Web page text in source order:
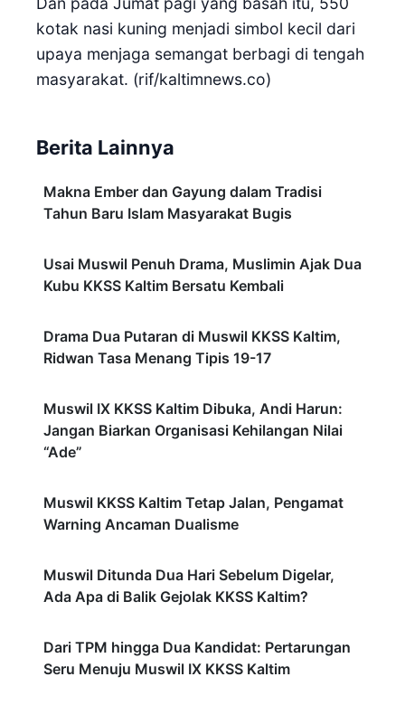
kotak nasi kuning menjadi simbol kecil dari
upaya menjaga semangat berbagi di tengah
masyarakat. (rif/kaltimnews.co)
Berita Lainnya
Makna Ember dan Gayung dalam Tradisi
Tahun Baru Islam Masyarakat Bugis
Usai Muswil Penuh Drama, Muslimin Ajak Dua
Kubu KKSS Kaltim Bersatu Kembali
Drama Dua Putaran di Muswil KKSS Kaltim,
Ridwan Tasa Menang Tipis 19-17
Muswil IX KKSS Kaltim Dibuka, Andi Harun:
Jangan Biarkan Organisasi Kehilangan Nilai
“Ade”
Muswil KKSS Kaltim Tetap Jalan, Pengamat
Warning Ancaman Dualisme
Muswil Ditunda Dua Hari Sebelum Digelar,
Ada Apa di Balik Gejolak KKSS Kaltim?
Dari TPM hingga Dua Kandidat: Pertarungan
Seru Menuju Muswil IX KKSS Kaltim